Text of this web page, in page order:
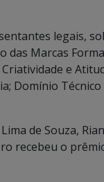
legais,
Marcas
e
Domínio Técnico
de Souza,
recebeu o